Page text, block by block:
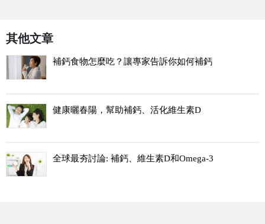
其他文章
補鈣食物怎麼吃？讓專家告訴你如何補鈣
健康曬春陽，幫助補鈣、活化維生素D
全球最夯討論: 補鈣、維生素D和Omega-3